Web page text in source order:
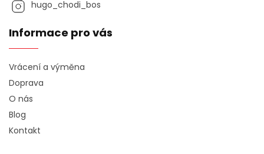
hugo_chodi_bos
Informace pro vás
Vrácení a výměna
Doprava
O nás
Blog
Kontakt